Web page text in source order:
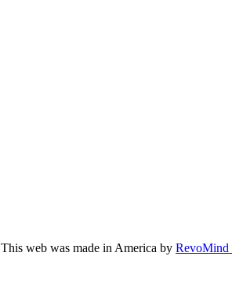
This web was made in America by RevoMind